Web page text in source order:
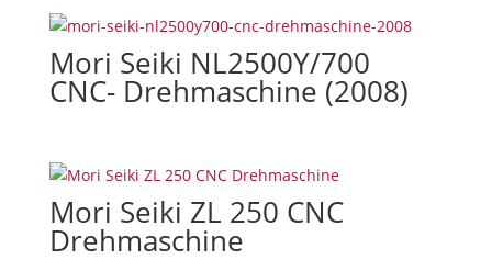
Mori Seiki NL2500Y/700
CNC- Drehmaschine (2008)
Mori Seiki ZL 250 CNC
Drehmaschine